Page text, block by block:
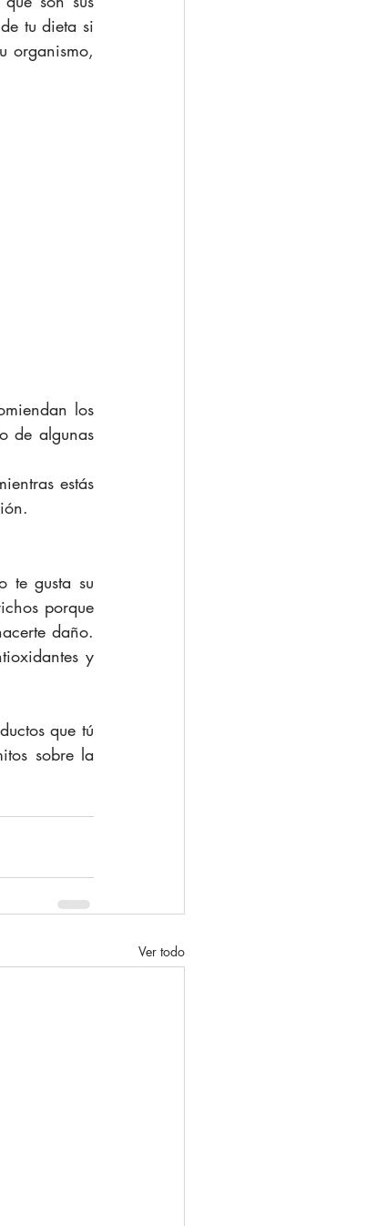
tu dieta si
organismo,
los
de algunas
estás
te gusta su
porque
daño.
y
que tú
sobre la
Ver todo